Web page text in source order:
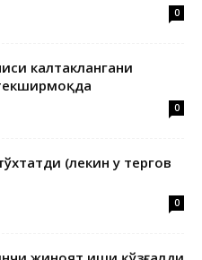
0
калтаклангани
0
(лекин у тергов
0